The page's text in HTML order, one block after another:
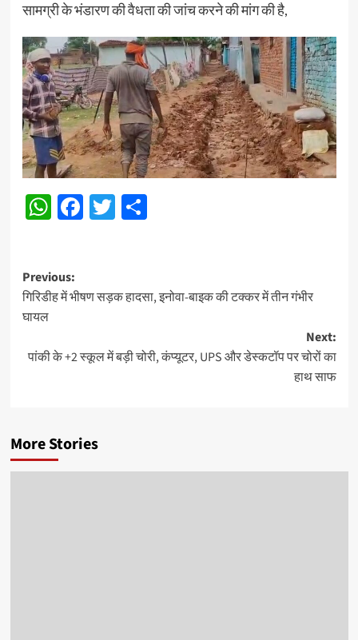
सामग्री के भंडारण की वैधता की जांच करने की मांग की है,
WhatsApp
Facebook
Twitter
Share
Post
navigation
Previous:
गिरिडीह में भीषण सड़क हादसा, इनोवा-बाइक की टक्कर में तीन गंभीर
घायल
Next:
पांकी के +2 स्कूल में बड़ी चोरी, कंप्यूटर, UPS और डेस्कटॉप पर चोरों का
हाथ साफ
More Stories